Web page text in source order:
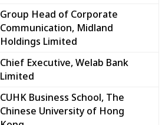
Group Head of Corporate
Communication, Midland
Holdings Limited
Chief Executive, Welab Bank
Limited
CUHK Business School, The
Chinese University of Hong